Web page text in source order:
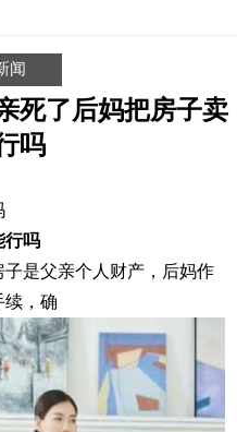
闻
死了后妈把房子卖
吗
行吗
是父亲个人财产，后妈作
续，确